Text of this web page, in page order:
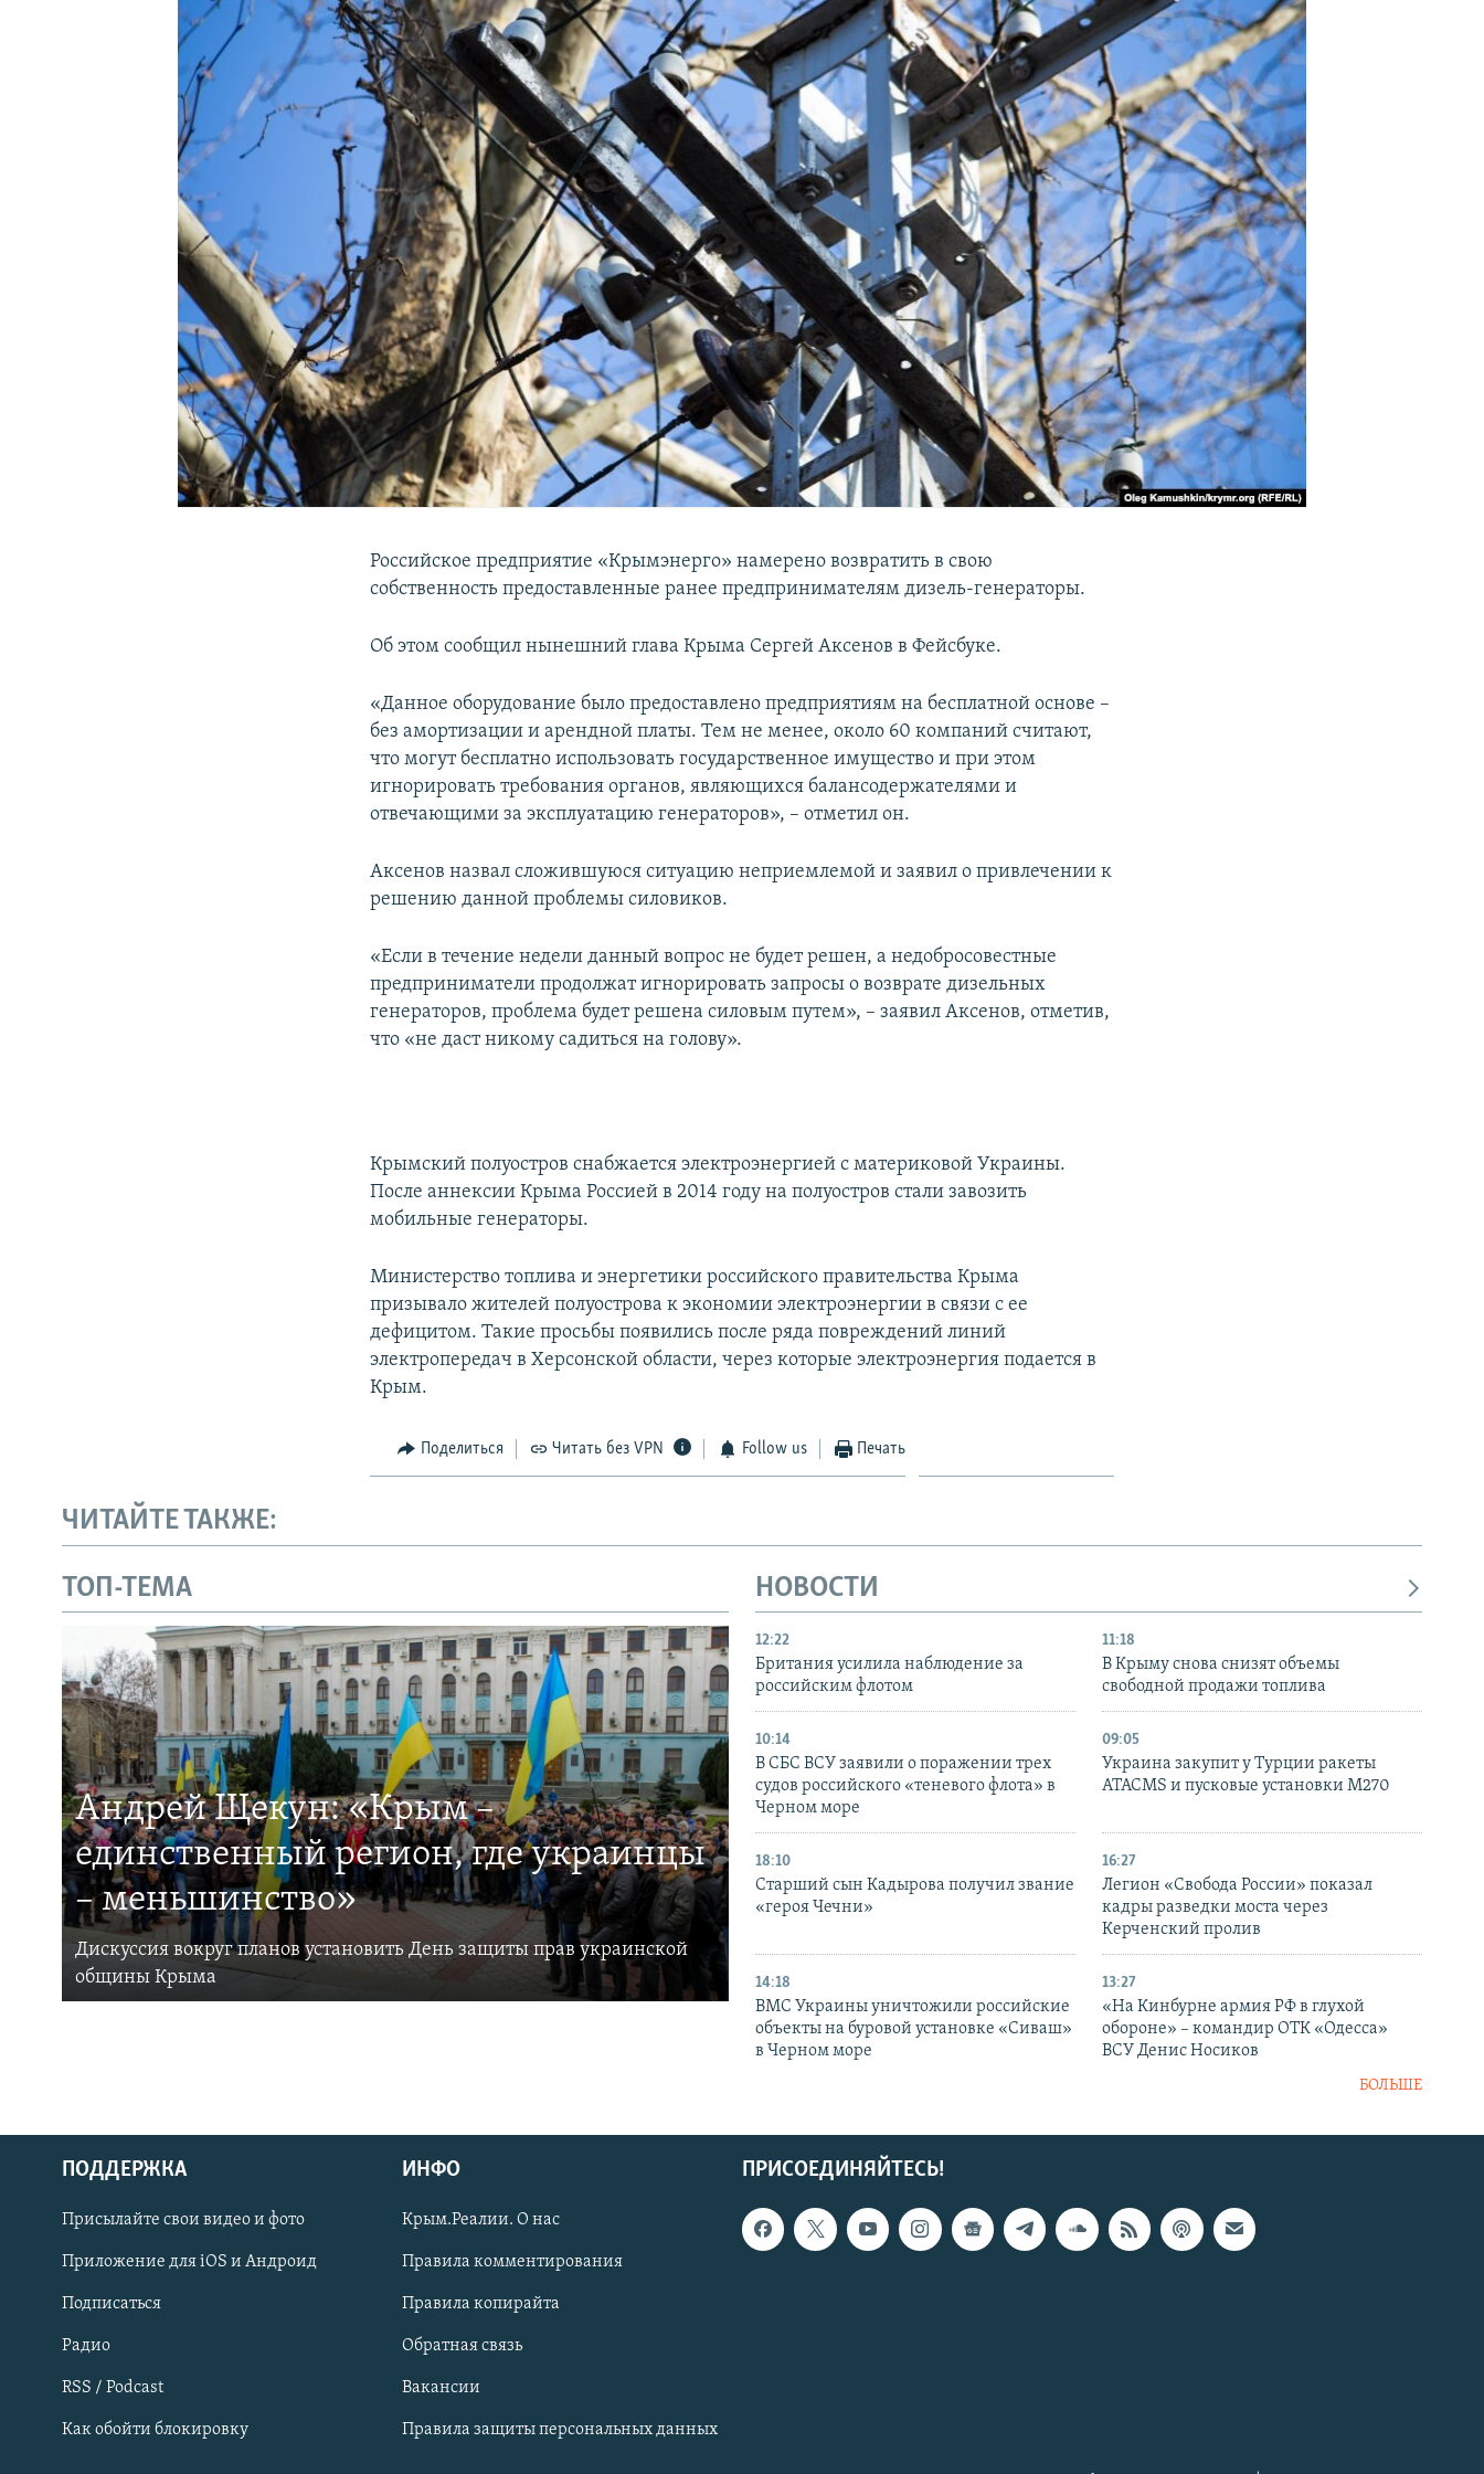
КРЫМ.НЕПОКОРЕННЫЙ
УКРАИНСКАЯ ПРОБЛЕМА КРЫМА
Українською
Qırımtatar
ПРИСОЕДИНЯЙТЕСЬ!
Российское предприятие «Крымэнерго» намерено возвратить в свою
собственность предоставленные ранее предпринимателям дизель-генераторы.
Об этом сообщил нынешний глава Крыма Сергей Аксенов в Фейсбуке.
«Данное оборудование было предоставлено предприятиям на бесплатной основе –
без амортизации и арендной платы. Тем не менее, около 60 компаний считают,
что могут бесплатно использовать государственное имущество и при этом
игнорировать требования органов, являющихся балансодержателями и
отвечающими за эксплуатацию генераторов», – отметил он.
Аксенов назвал сложившуюся ситуацию неприемлемой и заявил о привлечении к
решению данной проблемы силовиков.
«Если в течение недели данный вопрос не будет решен, а недобросовестные
предприниматели продолжат игнорировать запросы о возврате дизельных
генераторов, проблема будет решена силовым путем», – заявил Аксенов, отметив,
что «не даст никому садиться на голову».
Крымский полуостров снабжается электроэнергией с материковой Украины.
После аннексии Крыма Россией в 2014 году на полуостров стали завозить
мобильные генераторы.
Министерство топлива и энергетики российского правительства Крыма
призывало жителей полуострова к экономии электроэнергии в связи с ее
дефицитом. Такие просьбы появились после ряда повреждений линий
электропередач в Херсонской области, через которые электроэнергия подается в
Крым.
Поделиться Читать без VPN Follow us Печать
ЧИТАЙТЕ ТАКЖЕ:
ТОП-ТЕМА
Андрей Щекун: «Крым –
единственный регион, где украинцы
– меньшинство»
Дискуссия вокруг планов установить День защиты прав украинской
общины Крыма
НОВОСТИ
12:22
Британия усилила наблюдение за
российским флотом
11:18
В Крыму снова снизят объемы
свободной продажи топлива
10:14
В СБС ВСУ заявили о поражении трех
судов российского «теневого флота» в
Черном море
09:05
Украина закупит у Турции ракеты
ATACMS и пусковые установки M270
18:10
Старший сын Кадырова получил звание
«героя Чечни»
16:27
Легион «Свобода России» показал
кадры разведки моста через
Керченский пролив
14:18
ВМС Украины уничтожили российские
объекты на буровой установке «Сиваш»
в Черном море
13:27
«На Кинбурне армия РФ в глухой
обороне» – командир ОТК «Одесса»
ВСУ Денис Носиков
БОЛЬШЕ
ПРИСОЕДИНЯЙТЕСЬ!
ПОДДЕРЖКА
Присылайте свои видео и фото
Приложение для iOS и Андроид
Подписаться
Радио
RSS / Podcast
Как обойти блокировку
ИНФО
Крым.Реалии. О нас
Правила комментирования
Правила копирайта
Обратная связь
Вакансии
Правила защиты персональных данных